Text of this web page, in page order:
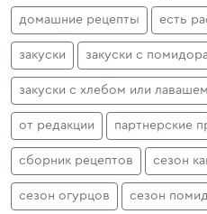
домашние рецепты есть
закуски закуски с
закуски с хлебом или лавашем
от редакции партнерские
сборник рецептов сезон
сезон огурцов сезон